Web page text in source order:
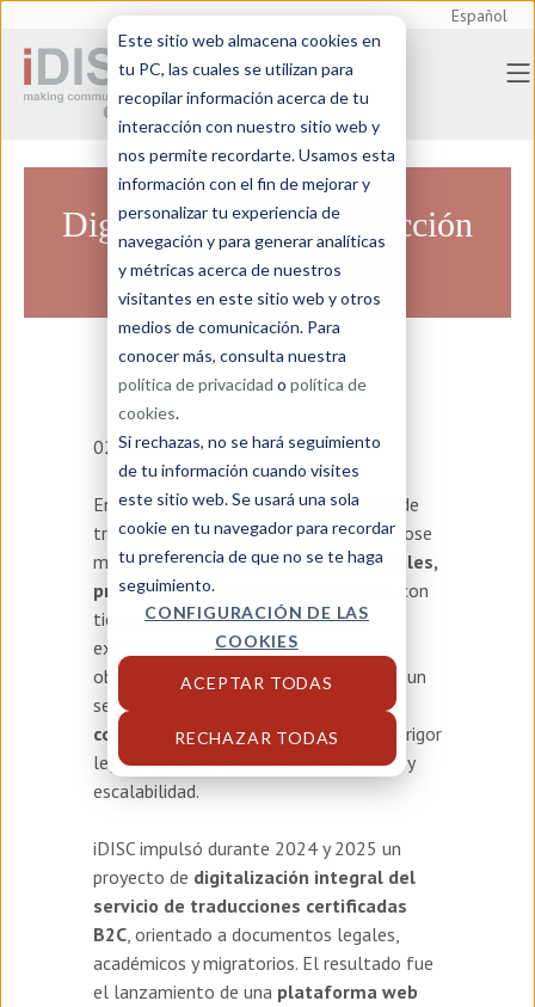
Este sitio web almacena cookies en
tu PC, las cuales se utilizan para
recopilar información acerca de tu
interacción con nuestro sitio web y
nos permite recordarte. Usamos esta
información con el fin de mejorar y
personalizar tu experiencia de
navegación y para generar analíticas
y métricas acerca de nuestros
visitantes en este sitio web y otros
medios de comunicación. Para
conocer más, consulta nuestra
política de privacidad o política de
cookies.
Si rechazas, no se hará seguimiento
de tu información cuando visites
este sitio web. Se usará una sola
cookie en tu navegador para recordar
tu preferencia de que no se te haga
seguimiento.
CONFIGURACIÓN DE LAS
COOKIES
ACEPTAR TODAS
RECHAZAR TODAS
Español
Digitalización de Traducción
Certificada
02/09/2024
En el mercado mexicano, los servicios de
traducción certificada seguían apoyándose
mayoritariamente enprocesos manuales,
presenciales y poco transparentes
, con
tiempos de respuesta largos y una
experiencia de cliente fragmentada. El
objetivo del proyecto no era optimizar un
servicio existente, sino
completo el modelo, manteniendo el rigor
legal y ganando velocidad, trazabilidad y
escalabilidad.
iDISC impulsó durante 2024 y 2025 un
proyecto de digitalización integral del
servicio de traducciones certificadas
B2C, orientado a documentos legales,
académicos y migratorios. El resultado fue
el lanzamiento de una plataforma web